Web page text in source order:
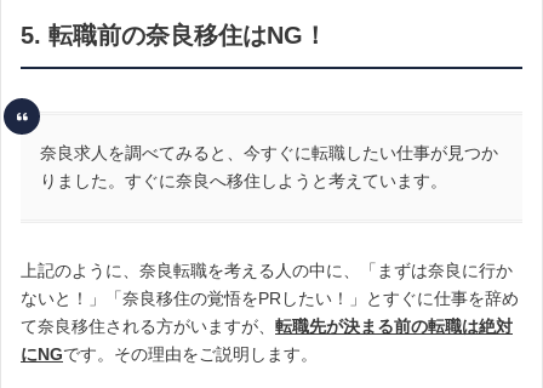
5. 転職前の奈良移住はNG！
奈良求人を調べてみると、今すぐに転職したい仕事が見つか
りました。すぐに奈良へ移住しようと考えています。
上記のように、奈良転職を考える人の中に、「まずは奈良に行か
ないと！」「奈良移住の覚悟をPRしたい！」とすぐに仕事を辞め
て奈良移住される方がいますが、 転職先が決まる前の転職は絶対
にNGです。その理由をご説明します。